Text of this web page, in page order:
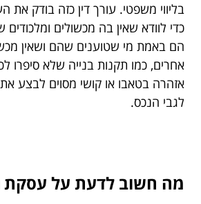
בליווי משפטי. עורך דין כזה בודק
כדי לוודא שאין בה מכשולים
הם באמת מי שטוענים שהם ושאין
אחרים, כמו תקנות בנייה שלא סיפרו
אזהרה בטאבו או קושי מסוים לבצע
לגבי הנכס.
מה חשוב לדעת על עסקת